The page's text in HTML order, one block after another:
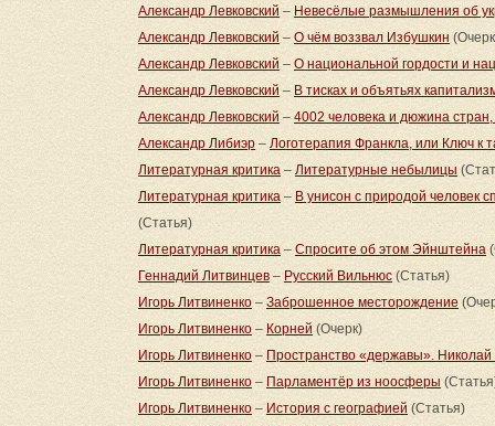
Александр Левковский – Невесёлые размышления об
Александр Левковский – О чём воззвал Избушкин
Александр Левковский – О национальной гордости и
Александр Левковский – В тисках и объятьях
Александр Левковский – 4002 человека и дюжина
Александр Либиэр – Логотерапия Франкла, или Ключ к
Литературная критика – Литературные небылицы
Литературная критика – В унисон с природой человек
(Статья)
Литературная критика – Спросите об этом Эйнштейна
Геннадий Литвинцев – Русский Вильнюс (Статья)
Игорь Литвиненко – Заброшенное месторождение
Игорь Литвиненко – Корней (Очерк)
Игорь Литвиненко – Пространство «державы». Николай
Игорь Литвиненко – Парламентёр из ноосферы
Игорь Литвиненко – История с географией (Статья)